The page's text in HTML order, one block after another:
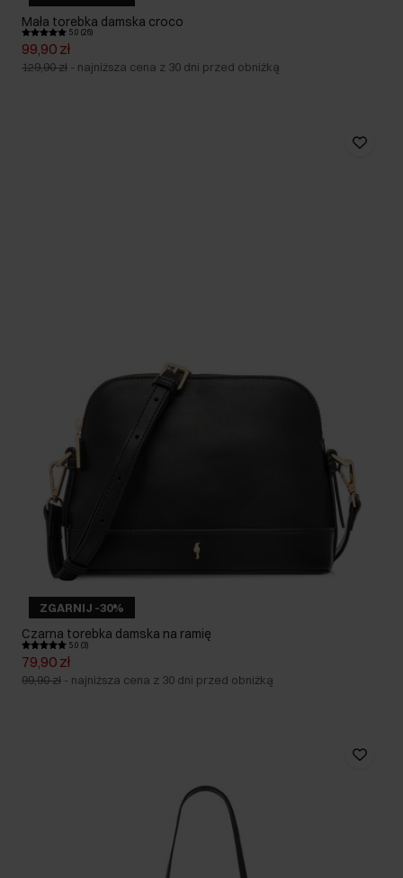
Mała torebka damska croco
5.0 (26)
99,90 zł
129,90 zł - najniższa cena z 30 dni przed obniżką
ZGARNIJ -30%
Czarna torebka damska na ramię
5.0 (3)
79,90 zł
99,90 zł - najniższa cena z 30 dni przed obniżką